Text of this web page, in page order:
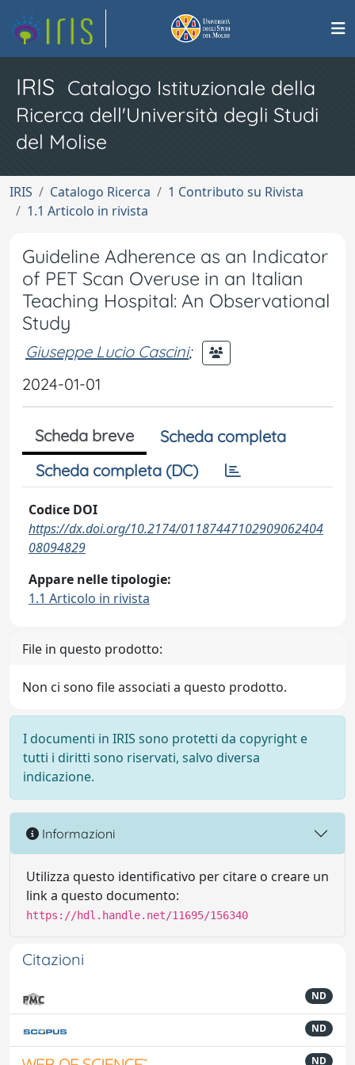
IRIS Catalogo Istituzionale della
Ricerca dell'Università degli Studi
del Molise
IRIS Catalogo Ricerca
1 Contributo su Rivista
1.1 Articolo in rivista
Guideline Adherence as an Indicator
of PET Scan Overuse in an Italian
Teaching Hospital: An Observational
Study
Giuseppe Lucio Cascini;
2024-01-01
Scheda breve
Scheda completa
Scheda completa (DC)
Codice DOI
https://dx.doi.org/10.2174/01187447102909062404
08094829
Appare nelle tipologie:
1.1 Articolo in rivista
File in questo prodotto:
Non ci sono file associati a questo prodotto.
I documenti in IRIS sono protetti da copyright e
tutti i diritti sono riservati, salvo diversa
indicazione.
Informazioni
Utilizza questo identificativo per citare o creare un
link a questo documento:
https://hdl.handle.net/11695/156340
Citazioni
ND
ND
ND